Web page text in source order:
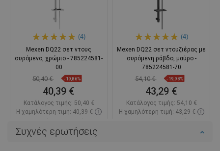
Συχνές ερωτήσεις
(4)
Mexen DQ22 σετ ντους
συρόμενο, χρώμιο - 785224581-
00
50,40 € -19,86%
40,39 €
Κατάλογος τιμής: 50,40 €
Η χαμηλότερη τιμή: 40,39 €
(4)
Mexen DQ22 σετ ντουζιέρας με
συρόμενη ράβδο, μαύρο -
785224581-70
54,10 € -19,98%
43,29 €
Κατάλογος τιμής: 54,10 €
Η χαμηλότερη τιμή: 43,29 €